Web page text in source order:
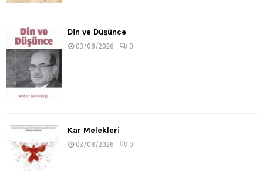
Din ve Düşünce
03/08/2026 0
Kar Melekleri
03/08/2026 0